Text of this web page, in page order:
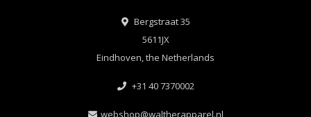
Bergstraat 35
5611JX
Eindhoven, the Netherlands
+31 40 7370002
webshop@waltherapparel.nl